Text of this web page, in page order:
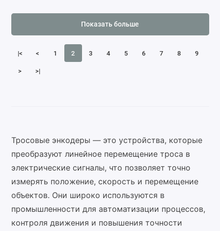
|< < 1 2 3 4 5 6 7 8 9
> >|
Показать больше
Тросовые энкодеры — это устройства, которые
преобразуют линейное перемещение троса в
электрические сигналы, что позволяет точно
измерять положение, скорость и перемещение
объектов. Они широко используются в
промышленности для автоматизации процессов,
контроля движения и повышения точности